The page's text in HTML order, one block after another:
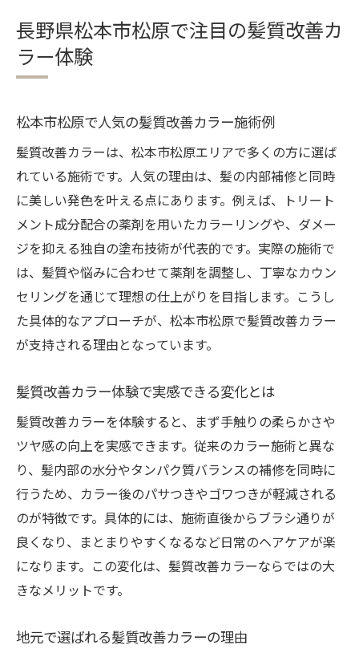
長野県松本市松原で注目の髪質改善カ
ラー体験
松本市松原で人気の髪質改善カラー施術例
髪質改善カラーは、松本市松原エリアで多くの方に選ば
れている施術です。人気の理由は、髪の内部補修と同時
に美しい発色を叶える点にあります。例えば、トリート
メント成分配合の薬剤を用いたカラーリングや、ダメー
ジを抑える独自の塗布技術が代表的です。実際の施術で
は、髪質や悩みに合わせて薬剤を調整し、丁寧なカウン
セリングを通じて理想の仕上がりを目指します。こうし
た具体的なアプローチが、松本市松原で髪質改善カラー
が支持される理由となっています。
髪質改善カラー体験で実感できる変化とは
髪質改善カラーを体験すると、まず手触りの柔らかさや
ツヤ感の向上を実感できます。従来のカラー施術と異な
り、髪内部の水分やタンパク質バランスの補修を同時に
行うため、カラー後のパサつきやゴワつきが軽減される
のが特徴です。具体的には、施術直後からブラシ通りが
良くなり、まとまりやすくなるなど日常のヘアケアが楽
になります。この変化は、髪質改善カラーならではの大
きなメリットです。
地元で選ばれる髪質改善カラーの理由